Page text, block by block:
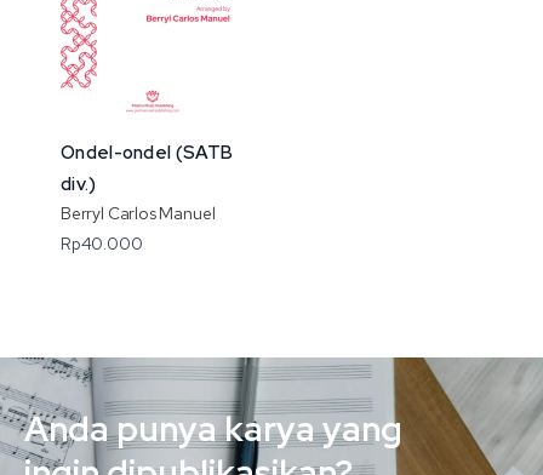
Ondel-ondel (SATB
div.)
Berryl Carlos Manuel
Rp40.000
Anda punya karya yang